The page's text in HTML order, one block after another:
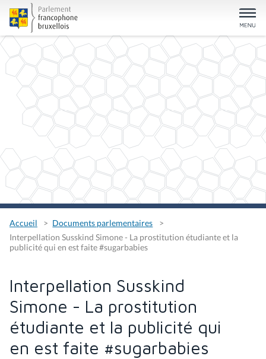
Accueil
Documents parlementaires
Interpellation Susskind Simone - La prostitution étudiante et la
publicité qui en est faite #sugarbabies
Interpellation Susskind
Simone - La prostitution
étudiante et la publicité qui
en est faite #sugarbabies